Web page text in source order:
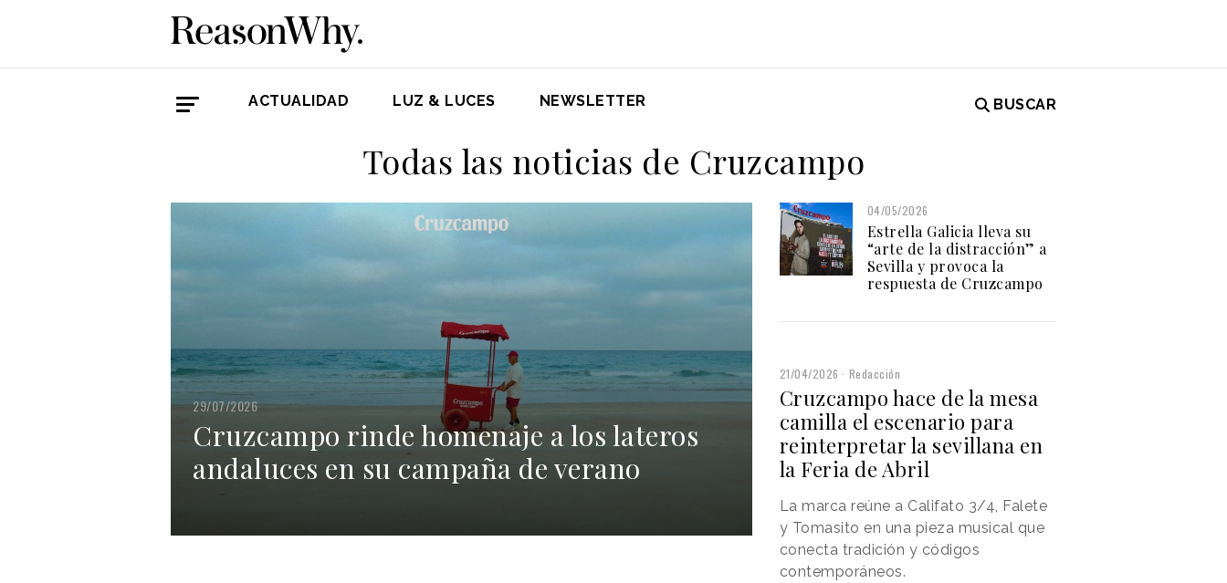
ACTUALIDAD LUZ & LUCES NEWSLETTER BUSCAR
Todas las noticias de Cruzcampo
29/07/2026
Cruzcampo rinde homenaje a los lateros
andaluces en su campaña de verano
04/05/2026
Estrella Galicia lleva su
“arte de la distracción” a
Sevilla y provoca la
respuesta de Cruzcampo
21/04/2026 Redacción
Cruzcampo hace de la mesa
camilla el escenario para
reinterpretar la sevillana en
la Feria de Abril
La marca reúne a Califato 3/4, Falete
y Tomasito en una pieza musical que
conecta tradición y códigos
contemporáneos.